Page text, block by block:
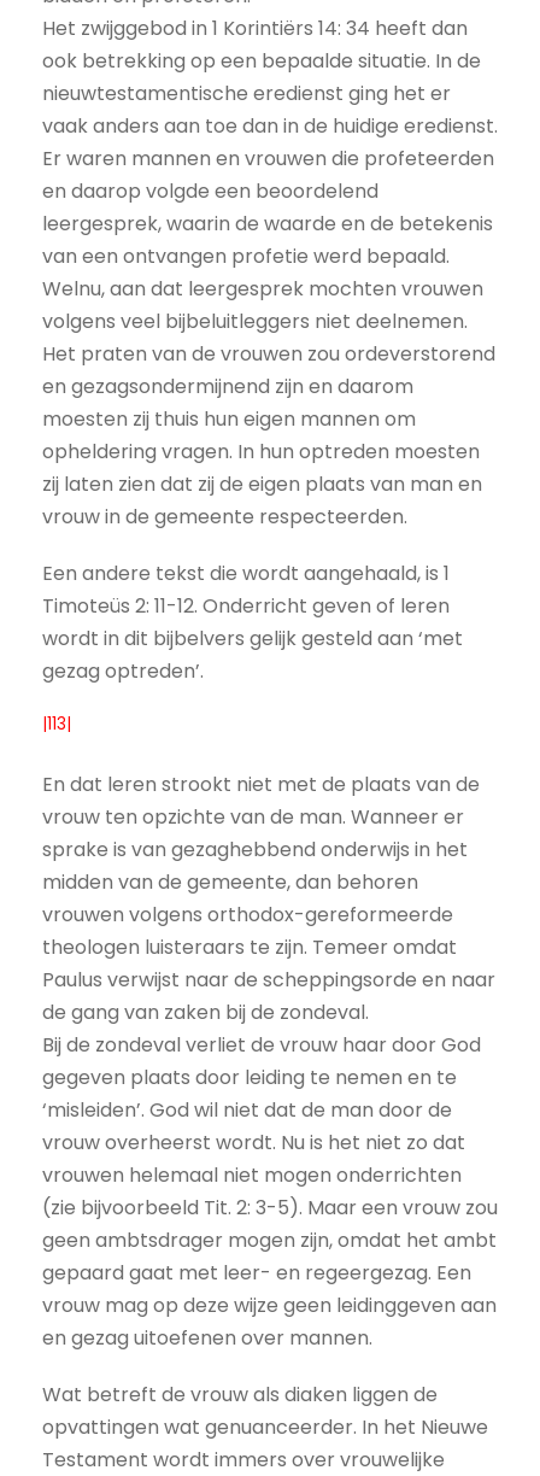
Het zwijggebod in 1 Korintiërs 14: 34 heeft dan
ook betrekking op een bepaalde situatie. In de
nieuwtestamentische eredienst ging het er
vaak anders aan toe dan in de huidige eredienst.
Er waren mannen en vrouwen die profeteerden
en daarop volgde een beoordelend
leergesprek, waarin de waarde en de betekenis
van een ontvangen profetie werd bepaald.
Welnu, aan dat leergesprek mochten vrouwen
volgens veel bijbeluitleggers niet deelnemen.
Het praten van de vrouwen zou ordeverstorend
en gezagsondermijnend zijn en daarom
moesten zij thuis hun eigen mannen om
opheldering vragen. In hun optreden moesten
zij laten zien dat zij de eigen plaats van man en
vrouw in de gemeente respecteerden.
Een andere tekst die wordt aangehaald, is 1
Timoteüs 2: 11-12. Onderricht geven of leren
wordt in dit bijbelvers gelijk gesteld aan ‘met
gezag optreden’.
|113|
En dat leren strookt niet met de plaats van de
vrouw ten opzichte van de man. Wanneer er
sprake is van gezaghebbend onderwijs in het
midden van de gemeente, dan behoren
vrouwen volgens orthodox-gereformeerde
theologen luisteraars te zijn. Temeer omdat
Paulus verwijst naar de scheppingsorde en naar
de gang van zaken bij de zondeval.
Bij de zondeval verliet de vrouw haar door God
gegeven plaats door leiding te nemen en te
‘misleiden’. God wil niet dat de man door de
vrouw overheerst wordt. Nu is het niet zo dat
vrouwen helemaal niet mogen onderrichten
(zie bijvoorbeeld Tit. 2: 3-5). Maar een vrouw zou
geen ambtsdrager mogen zijn, omdat het ambt
gepaard gaat met leer- en regeergezag. Een
vrouw mag op deze wijze geen leidinggeven aan
en gezag uitoefenen over mannen.
Wat betreft de vrouw als diaken liggen de
opvattingen wat genuanceerder. In het Nieuwe
Testament wordt immers over vrouwelijke